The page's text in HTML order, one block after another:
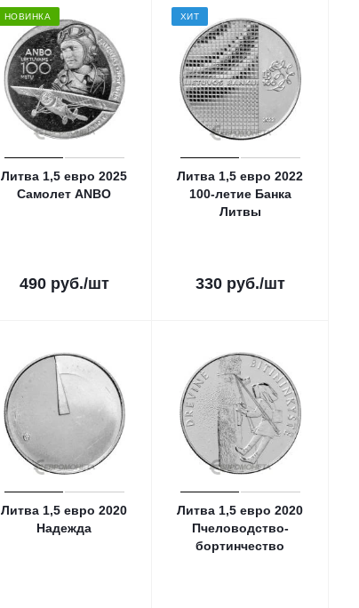
НОВИНКА
Литва 1,5 евро 2025
Самолет ANBO
490руб./шт
ХИТ
Литва 1,5 евро 2022
100-летие Банка
Литвы
330руб./шт
Литва 1,5 евро 2020
Надежда
Литва 1,5 евро 2020
Пчеловодство-
бортинчество